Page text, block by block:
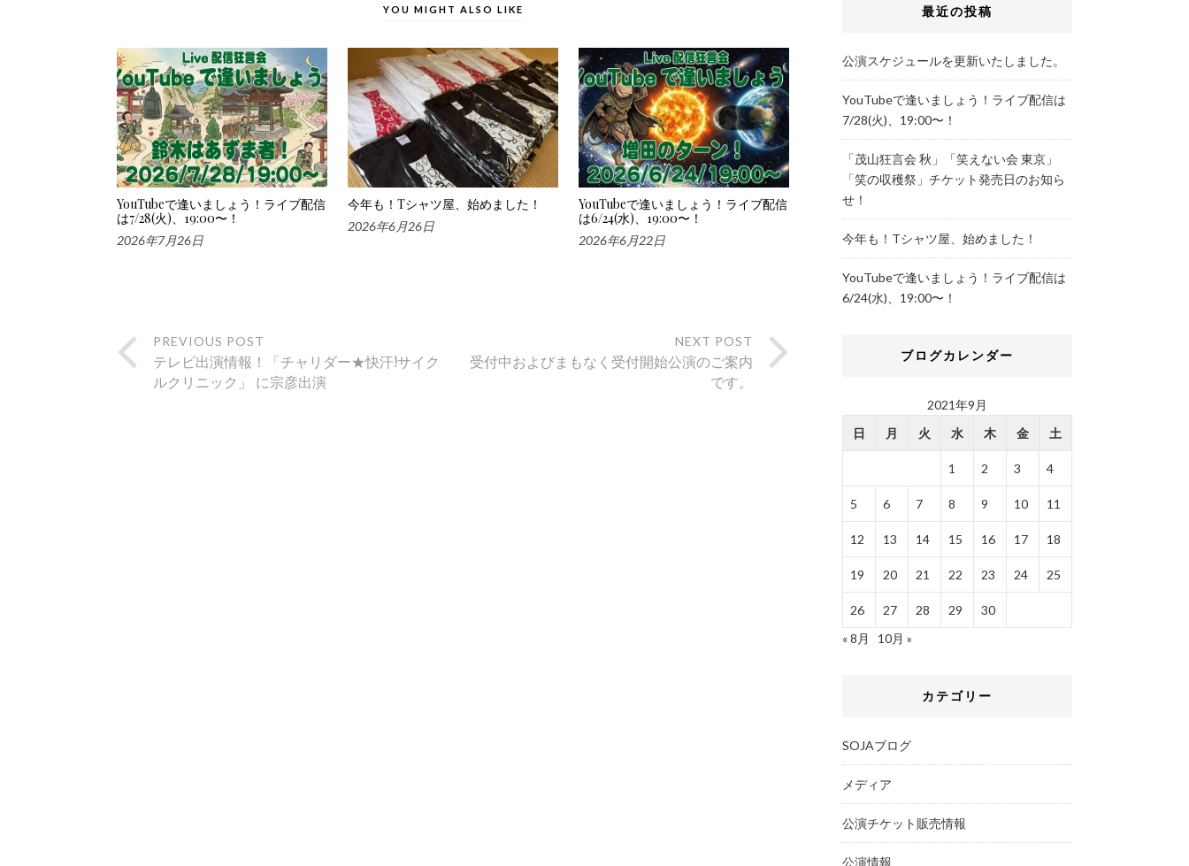
YOU MIGHT ALSO LIKE
YouTubeで逢いましょう！ライブ配信
は7/28(火)、19:00〜！
2026年7月26日
今年も！Tシャツ屋、始めました！
2026年6月26日
YouTubeで逢いましょう！ライブ配信
は6/24(水)、19:00〜！
2026年6月22日
PREVIOUS POST
テレビ出演情報！「チャリダー★快汗!サイク
ルクリニック」 に宗彦出演
NEXT POST
受付中およびまもなく受付開始公演のご案内
です。
最近の投稿
公演スケジュールを更新いたしました。
YouTubeで逢いましょう！ライブ配信は
7/28(火)、19:00〜！
「茂山狂言会 秋」「笑えない会 東京」
「笑の収穫祭」チケット発売日のお知ら
せ！
今年も！Tシャツ屋、始めました！
YouTubeで逢いましょう！ライブ配信は
6/24(水)、19:00〜！
ブログカレンダー
2021年9月
日
月 火 水 木 金 土
1 2 3 4
5 6 7 8 9 10 11
12 13 14 15 16 17 18
19 20 21 22 23 24 25
26 27 28 29
30
« 8月
10月 »
カテゴリー
SOJAブログ
メディア
公演チケット販売情報
公演情報